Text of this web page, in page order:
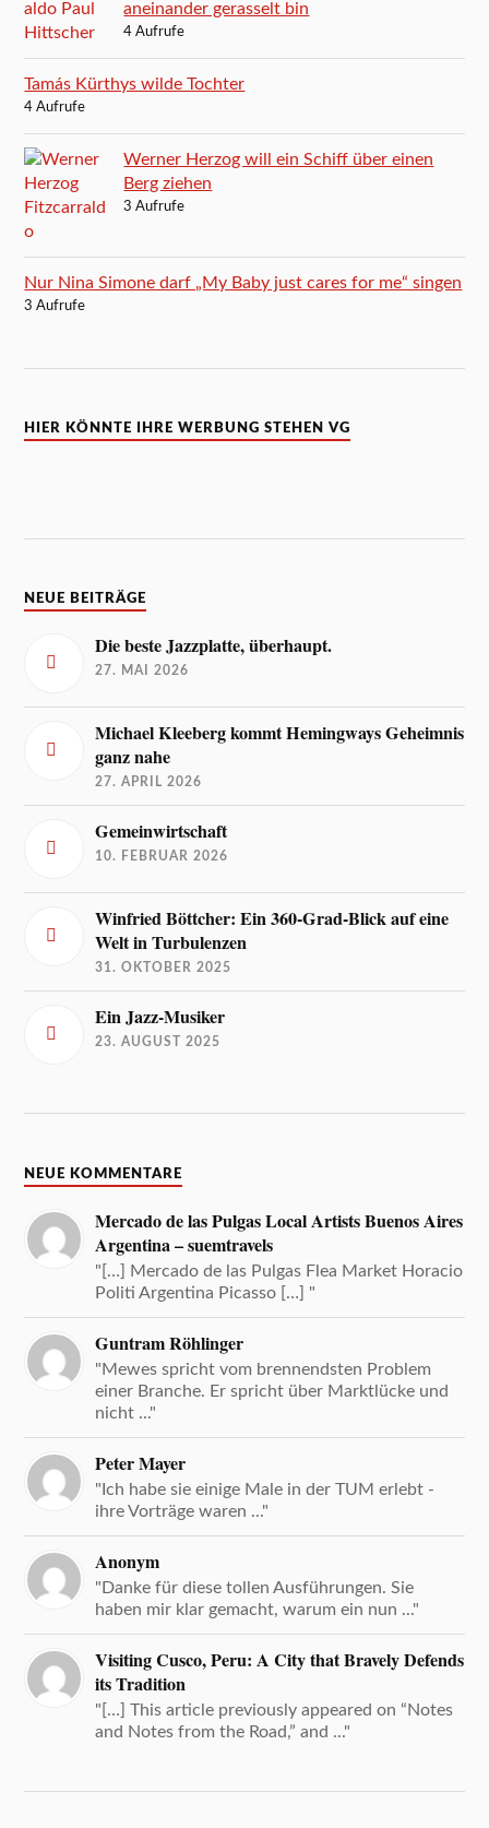
aneinander gerasselt bin
4 Aufrufe
Tamás Kürthys wilde Tochter
4 Aufrufe
Werner Herzog will ein Schiff über einen
Berg ziehen
3 Aufrufe
Nur Nina Simone darf „My Baby just cares for me“ singen
3 Aufrufe
HIER KÖNNTE IHRE WERBUNG STEHEN VG
NEUE BEITRÄGE
Die beste Jazzplatte, überhaupt.
27. MAI 2026
Michael Kleeberg kommt Hemingways Geheimnis
ganz nahe
27. APRIL 2026
Gemeinwirtschaft
10. FEBRUAR 2026
Winfried Böttcher: Ein 360-Grad-Blick auf eine
Welt in Turbulenzen
31. OKTOBER 2025
Ein Jazz-Musiker
23. AUGUST 2025
NEUE KOMMENTARE
Mercado de las Pulgas Local Artists Buenos Aires
Argentina – suemtravels
"[…] Mercado de las Pulgas Flea Market Horacio
Politi Argentina Picasso […] "
Guntram Röhlinger
"Mewes spricht vom brennendsten Problem
einer Branche. Er spricht über Marktlücke und
nicht ..."
Peter Mayer
"Ich habe sie einige Male in der TUM erlebt -
ihre Vorträge waren ..."
Anonym
"Danke für diese tollen Ausführungen. Sie
haben mir klar gemacht, warum ein nun ..."
Visiting Cusco, Peru: A City that Bravely Defends
its Tradition
"[…] This article previously appeared on “Notes
and Notes from the Road,” and ..."